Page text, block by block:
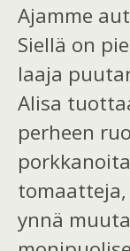
Ajamme
Siellä on
laaja
Alisa
perheen
ynnä